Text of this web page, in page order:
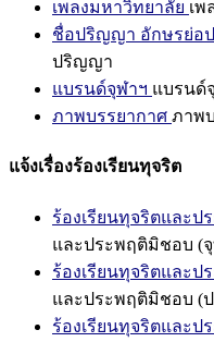
เพลงมหาวิทยาลัย เพ
ชื่อปริญญา อักษรย่อ
ปริญญา
แบรนด์จุฬาฯ แบรนด์
ภาพบรรยากาศ ภาพ
แจ้งเรื่องร้องเรียนทุจริต
ร้องเรียนทุจริตและป
และประพฤติมิชอบ (
ร้องเรียนทุจริตและ
และประพฤติมิชอบ (
ร้องเรียนทุจริตและ